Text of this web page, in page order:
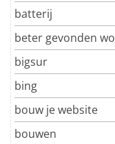
batterij
beter gevonden
bigsur
bing
bouw je website
bouwen